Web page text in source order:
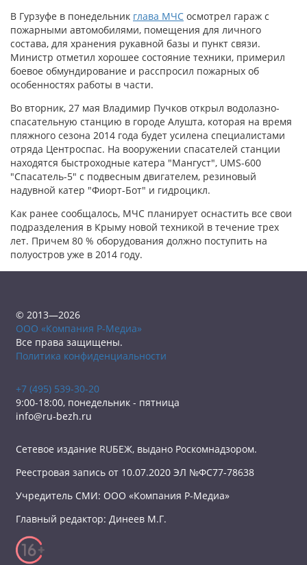
В Гурзуфе в понедельник глава МЧС осмотрел гараж с
пожарными автомобилями, помещения для личного
состава, для хранения рукавной базы и пункт связи.
Министр отметил хорошее состояние техники, примерил
боевое обмундирование и расспросил пожарных об
особенностях работы в части.
Во вторник, 27 мая Владимир Пучков открыл водолазно-
спасательную станцию в городе Алушта, которая на время
пляжного сезона 2014 года будет усилена специалистами
отряда Центроспас. На вооружении спасателей станции
находятся быстроходные катера "Мангуст", UMS-600
"Спасатель-5" с подвесным двигателем, резиновый
надувной катер "Фиорт-Бот" и гидроцикл.
Как ранее сообщалось, МЧС планирует оснастить все свои
подразделения в Крыму новой техникой в течение трех
лет. Причем 80 % оборудования должно поступить на
полуостров уже в 2014 году.
© 2013—2026
ООО «Компания Р-Медиа»
Все права защищены.
Политика конфиденциальности
+7 (495) 539-30-20
9:00-18:00, понедельник - пятница
info@ru-bezh.ru
Сетевое издание RUБЕЖ, выдано Роскомнадзором.
Реестровая запись от 10.07.2020 ЭЛ №ФС77-78638
Учредитель СМИ: ООО «Компания Р-Медиа»
Главный редактор: Динеев М.Г.